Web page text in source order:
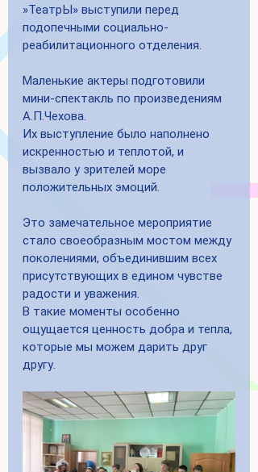
»ТеатрЫ» выступили перед
подопечными социально-
реабилитационного отделения.
Маленькие актеры подготовили
мини-спектакль по произведениям
А.П.Чехова.
Их выступление было наполнено
искренностью и теплотой, и
вызвало у зрителей море
положительных эмоций.
Это замечательное мероприятие
стало своеобразным мостом между
поколениями, объединившим всех
присутствующих в едином чувстве
радости и уважения.
В такие моменты особенно
ощущается ценность добра и тепла,
которые мы можем дарить друг
другу.